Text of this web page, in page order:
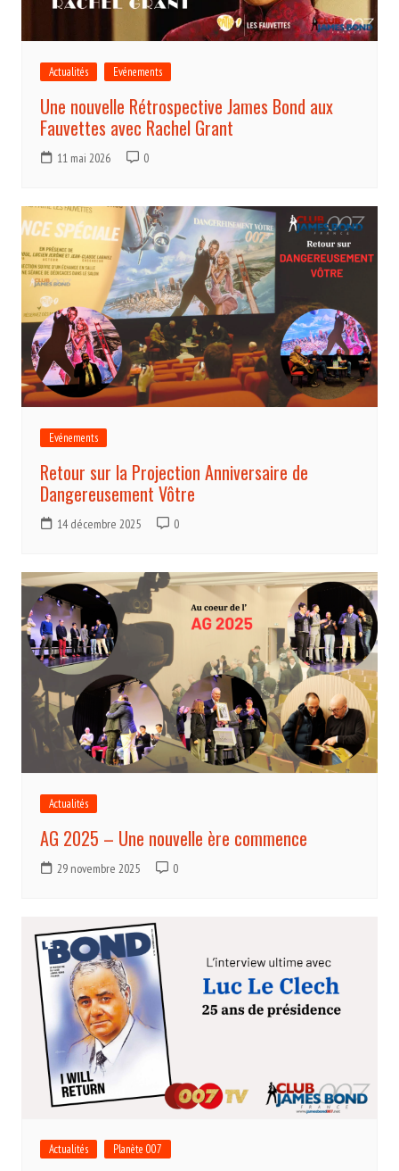
Actualités Evénements
Une nouvelle Rétrospective James Bond aux
Fauvettes avec Rachel Grant
11 mai 2026 0
Evénements
Retour sur la Projection Anniversaire de
Dangereusement Vôtre
14 décembre 2025 0
Actualités
AG 2025 – Une nouvelle ère commence
29 novembre 2025 0
Actualités Planète 007